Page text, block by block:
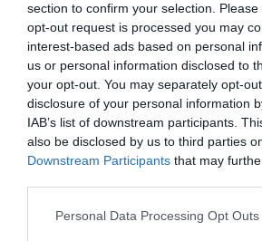
section to confirm your selection.
opt-out request is processed you may
interest-based ads based on personal
us or personal information disclosed to
your opt-out. You may separately opt-
disclosure of your personal information
IAB’s list of downstream participants.
also be disclosed by us to third parties
Downstream Participants that may
Personal Data Processing Opt Outs
Rodzaj
urządzenia
Dodatkowa
Typ magistrali PCI Express
Interfejsy 2 x
Charakterystyka
NVIDIA
NVIDIA